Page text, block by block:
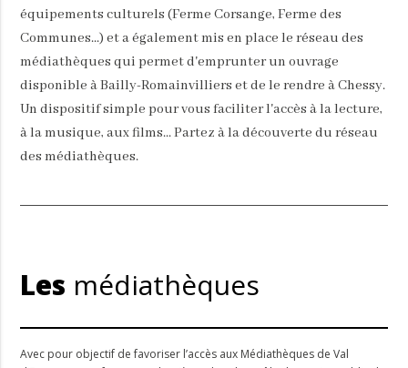
équipements culturels (Ferme Corsange, Ferme des
Communes...) et a également mis en place le réseau des
médiathèques qui permet d'emprunter un ouvrage
disponible à Bailly-Romainvilliers et de le rendre à Chessy.
Un dispositif simple pour vous faciliter l'accès à la lecture,
à la musique, aux films... Partez à la découverte du réseau
des médiathèques.
Les médiathèques
Avec pour objectif de favoriser l’accès aux Médiathèques de Val